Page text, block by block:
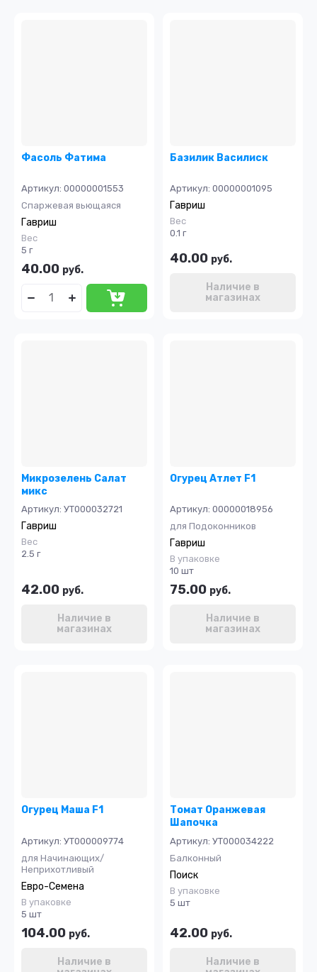
Фасоль Фатима
Артикул: 00000001553
Спаржевая вьющаяся
Гавриш
Вес
5 г
40.00 руб.
Базилик Василиск
Артикул: 00000001095
Гавриш
Вес
0.1 г
40.00 руб.
Наличие в
магазинах
Микрозелень Салат
микс
Артикул: УТ000032721
Гавриш
Вес
2.5 г
42.00 руб.
Наличие в
магазинах
Огурец Атлет F1
Артикул: 00000018956
для Подоконников
Гавриш
В упаковке
10 шт
75.00 руб.
Наличие в
магазинах
Огурец Маша F1
Артикул: УТ000009774
для Начинающих/
Неприхотливый
Евро-Семена
В упаковке
5 шт
104.00 руб.
Наличие в
Томат Оранжевая
Шапочка
Артикул: УТ000034222
Балконный
Поиск
В упаковке
5 шт
42.00 руб.
Наличие в